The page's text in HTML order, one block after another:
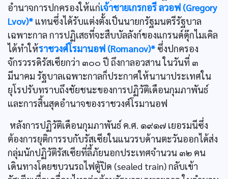
อำนาจการปกครองให้แก่เจ้าชายเกรกอรี ลวอฟ (Gregory
Lvov)* แทนซึ่งได้รับแต่งตั้งเป็นนายกรัฐมนตรีรัฐบาล
เฉพาะกาล การปฏิเสธที่จะสืบบัลลังก์ของแกรนด์ดุ๊กไมเคิล
ได้ทำให้ราชวงศ์โรมานอฟ (Romanov)* ซึ่งปกครอง
จักรวรรดิรัสเซียกว่า ๓๐๐ ปี ถึงกาลอวสาน ในวันที่ ๓
มีนาคม รัฐบาลเฉพาะกาลก็ประกาศให้นานาประเทศใน
ยุโรปรับทราบถึงชัยชนะของการปฏิวัติเดือนกุมภาพันธ์
และการสิ้นสุดอำนาจของราชวงศ์โรมานอฟ
หลังการปฏิวัติเดือนกุมภาพันธ์ ค.ศ. ๑๙๑๗ เยอรมนีซึ่ง
ต้องการยุติการรบกับรัสเซียในแนวรบด้านตะวันออกได้ส่ง
กลุ่มนักปฏิวัติรัสเซียที่ลี้ภัยนอกประเทศจำนวน ๓๒ คน
เดินทางโดยขบวนรถไฟตู้ปิด (sealed train) กลับเข้า